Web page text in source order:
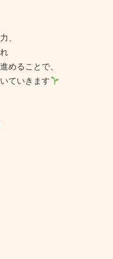
、
めることで、
ていきます